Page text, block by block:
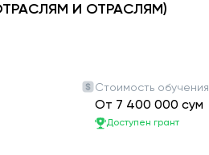
И ОТРАСЛЯМ)
Стоимость обучения
От 7 400 000 сум
Доступен грант